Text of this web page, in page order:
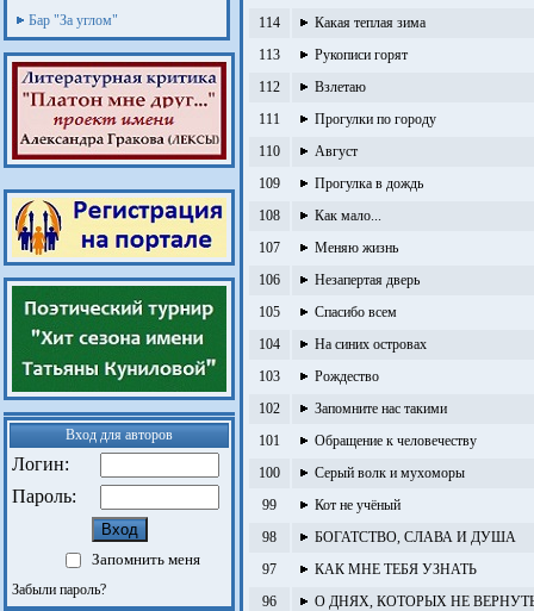
Бар "За углом"
Вход для авторов
Логин:
Пароль:
Запомнить меня
Забыли пароль?
114
Какая теплая зима
113
Рукописи горят
112
Взлетаю
111
Прогулки по городу
110
Август
109
Прогулка в дождь
108
Как мало...
107
Меняю жизнь
106
Незапертая дверь
105
Спасибо всем
104
На синих островах
103
Рождество
102
Запомните нас такими
101
Обращение к человечеству
100
Серый волк и мухоморы
99
Кот не учёный
98
БОГАТСТВО, СЛАВА И ДУША
97
КАК МНЕ ТЕБЯ УЗНАТЬ
96
О ДНЯХ, КОТОРЫХ НЕ